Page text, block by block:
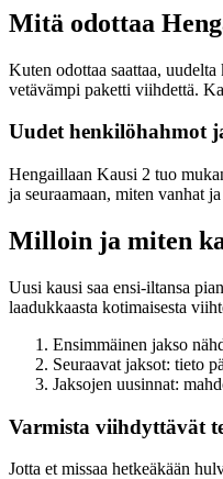
Mitä odottaa
Kuten odottaa saattaa,
vetävämpi paketti viihdettä.
Uudet henkilöhahmot
Hengaillaan Kausi 2 tuo
ja seuraamaan, miten vanhat
Milloin ja miten
Uusi kausi saa ensi-iltansa
laadukkaasta kotimaisesta
Ensimmäinen jakso
Seuraavat jaksot: tieto
Jaksojen uusinnat:
Varmista viihdyttävät
Jotta et missaa hetkeäkään